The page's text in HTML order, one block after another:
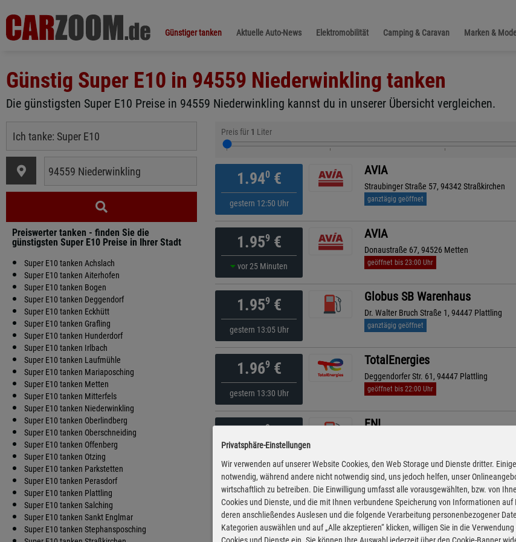
Günstiger tanken Aktuelle Auto-News Elektromobilität Camping & Caravan Marken &
Günstig Super E10 in 94559 Niederwinkling tanken
Die günstigsten Super E10 Preise in 94559 Niederwinkling kannst du in unserer Übersicht vergleichen.
Preiswerter tanken - finden Sie die
günstigsten Super E10 Preise in Ihrer Stadt
Super E10 tanken Achslach
Super E10 tanken Aiterhofen
Super E10 tanken Bogen
Super E10 tanken Deggendorf
Super E10 tanken Eckhütt
Super E10 tanken Grafling
Super E10 tanken Hunderdorf
Super E10 tanken Irlbach
Super E10 tanken Laufmühle
Super E10 tanken Mariaposching
Super E10 tanken Metten
Super E10 tanken Mitterfels
Super E10 tanken Niederwinkling
Super E10 tanken Oberlindberg
Super E10 tanken Oberschneiding
Super E10 tanken Offenberg
Super E10 tanken Otzing
Super E10 tanken Parkstetten
Super E10 tanken Perasdorf
Super E10 tanken Plattling
Super E10 tanken Salching
Super E10 tanken Sankt Englmar
Super E10 tanken Stephansposching
Preis für 1 Liter
1.940€
gestern 12:50 Uhr
AVIA
Straubinger Straße 57, 94342 Straßkirchen
ganztägig geöffnet
1.959€
vor 25 Minuten
AVIA
Donaustraße 67, 94526 Metten
geöffnet bis 23:00 Uhr
1.959€
gestern 13:05 Uhr
Globus SB Warenhaus
Dr. Walter Bruch Straße 1, 94447 Plattling
ganztägig geöffnet
1.969€
gestern 13:30 Uhr
TotalEnergies
Deggendorfer Str. 61, 94447 Plattling
geöffnet bis 22:00 Uhr
1.999€ ENI
1.999€
gestern 16:20 Uhr
AVIA XPress
Breitfeld 1, 94336 Hunderdorf
ganztägig geöffnet
Privatsphäre-Einstellungen
Wir verwenden auf unserer Website Cookies, den Web Storage und Dienste dritter.
notwendig, während andere nicht notwendig sind, uns jedoch helfen, unser
wirtschaftlich zu betreiben. Die Einwilligung umfasst alle vorausgewählten, bzw. von
Cookies und Dienste, und die mit Ihnen verbundene Speicherung von Informationen auf
deren anschließendes Auslesen und die folgende Verarbeitung personenbezogener
Kategorien auswählen und auf „Alle akzeptieren“ klicken, willigen Sie in die
Cookies und Dienste ein. Sie können Ihre Auswahl jederzeit über den Cookie-Banner